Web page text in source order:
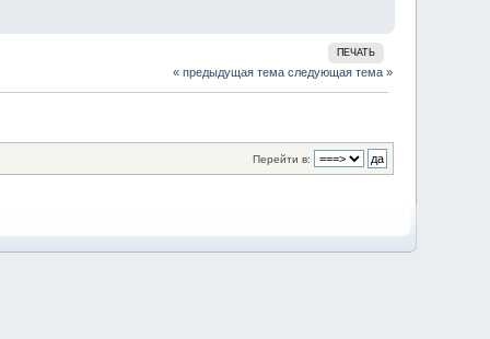
ПЕЧАТЬ
« предыдущая тема следующая тема »
Перейти в: